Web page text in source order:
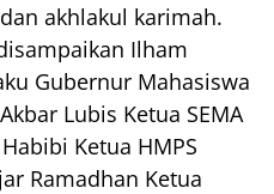
akhlakul karimah.
Ilham
Gubernur Mahasiswa
Lubis Ketua SEMA
Ketua HMPS
Ramadhan Ketua